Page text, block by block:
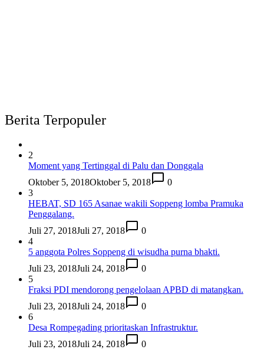
Berita Terpopuler
2
Moment yang Tertinggal di Palu dan Donggala
Oktober 5, 2018Oktober 5, 2018
0
3
HEBAT, SD 165 Asanae wakili Soppeng lomba Pramuka
Penggalang.
Juli 27, 2018Juli 27, 2018
0
4
5 anggota Polres Soppeng di wisudha purna bhakti.
Juli 23, 2018Juli 24, 2018
0
5
Fraksi PDI mendorong pengelolaan APBD di matangkan.
Juli 23, 2018Juli 24, 2018
0
6
Desa Rompegading prioritaskan Infrastruktur.
Juli 23, 2018Juli 24, 2018 0